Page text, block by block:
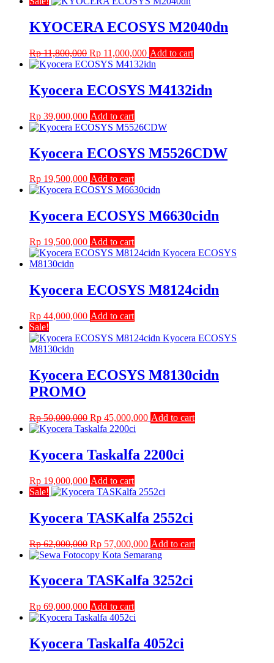
KYOCERA ECOSYS M2040dn
Rp11,800,000 Original
price
Rp 11,800,000.
Rp 11,000,000Current
price
Rp 11,000,000.
Add to cart
Kyocera ECOSYS M4132idn
Rp 39,000,000 Add to cart
Kyocera ECOSYS M5526CDW
Rp 19,500,000 Add to cart
Kyocera ECOSYS M6630cidn
Rp 19,500,000 Add to cart
Kyocera ECOSYS M8124cidn
Rp 44,000,000 Add to cart
Sale!
Kyocera ECOSYS M8130cidn
PROMO
Rp50,000,000 Original
price
Rp 50,000,000.
Rp 45,000,000Current
Rp 45,000,000.
Add to cart
Kyocera Taskalfa 2200ci
Rp 19,000,000 Add to cart
Sale!
Kyocera TASKalfa 2552ci
Rp62,000,000 Original
price
Rp 62,000,000.
Rp 57,000,000Current
price
Rp 57,000,000.
Add to cart
Kyocera TASKalfa 3252ci
Rp 69,000,000 Add to cart
Kyocera Taskalfa 4052ci